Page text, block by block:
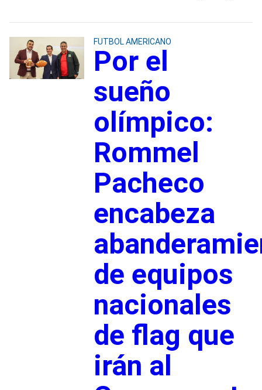
FUTBOL AMERICANO
Por el
sueño
olímpico:
Rommel
Pacheco
encabeza
de equipos
nacionales
de flag que
irán al